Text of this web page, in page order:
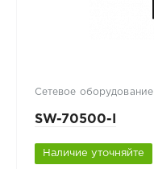
Сетевое оборудование
SW-70500-I
Наличие уточняйте